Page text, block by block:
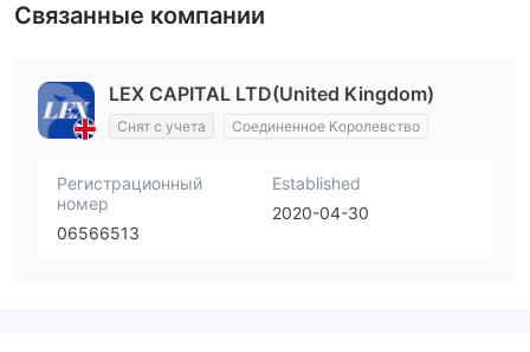
Связанные компании
LEX CAPITAL LTD(United Kingdom)
Снят с учета Соединенное Королевство
Регистрационный
номер
06566513
Established
2020-04-30